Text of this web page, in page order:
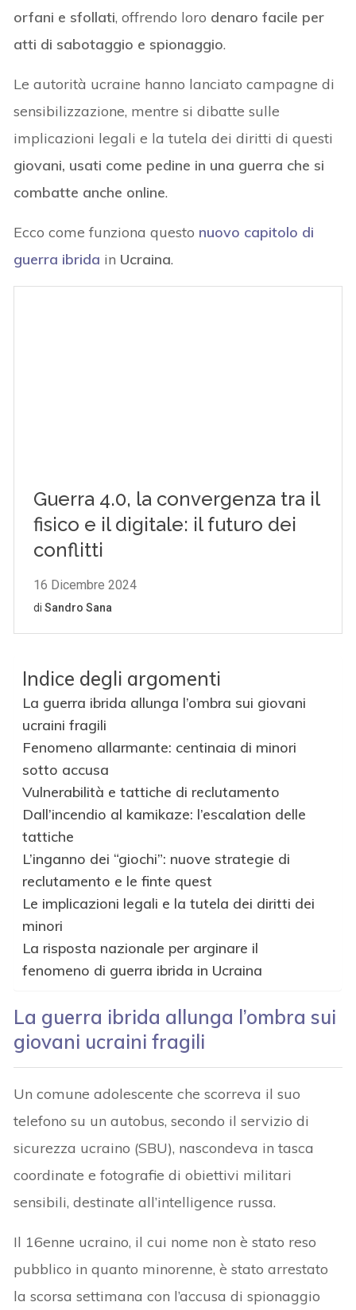
orfani e sfollati, offrendo loro denaro facile per
atti di sabotaggio e spionaggio.
Le autorità ucraine hanno lanciato campagne di
sensibilizzazione, mentre si dibatte sulle
implicazioni legali e la tutela dei diritti di questi
giovani, usati come pedine in una guerra che si
combatte anche online.
Ecco come funziona questo nuovo capitolo di
guerra ibrida in Ucraina.
Indice degli argomenti
La guerra ibrida allunga l’ombra sui giovani
ucraini fragili
Fenomeno allarmante: centinaia di minori
sotto accusa
Vulnerabilità e tattiche di reclutamento
Dall’incendio al kamikaze: l’escalation delle
tattiche
L’inganno dei “giochi”: nuove strategie di
reclutamento e le finte quest
Le implicazioni legali e la tutela dei diritti dei
minori
La risposta nazionale per arginare il
fenomeno di guerra ibrida in Ucraina
La guerra ibrida allunga l’ombrasui
giovani ucraini fragili
Un comune adolescente che scorreva il suo
telefono su un autobus, secondo il servizio di
sicurezza ucraino (SBU), nascondeva in tasca
coordinate e fotografie di obiettivi militari
sensibili, destinate all’intelligence russa.
Il 16enne ucraino, il cui nome non è stato reso
pubblico in quanto minorenne, è stato arrestato
la scorsa settimana con l’accusa di spionaggio